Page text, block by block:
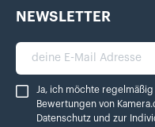
NEWSLETTER
deine E-Mail Adresse
Ja, ich möchte regelmäßig
Ja, ich möchte
Bewertungen von
Datenschutz und zur